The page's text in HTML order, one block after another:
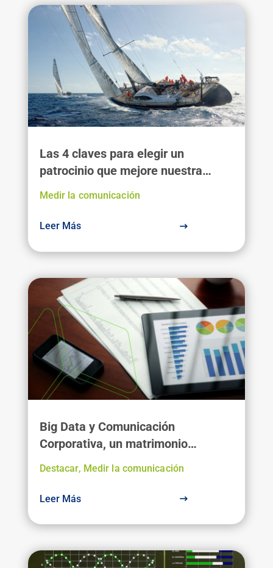
Las 4 claves para elegir un
patrocinio que mejore nuestra
reputación
Medir la comunicación
Leer Más
Big Data y Comunicación
Corporativa, un matrimonio
necesario
Destacar, Medir la comunicación
Leer Más